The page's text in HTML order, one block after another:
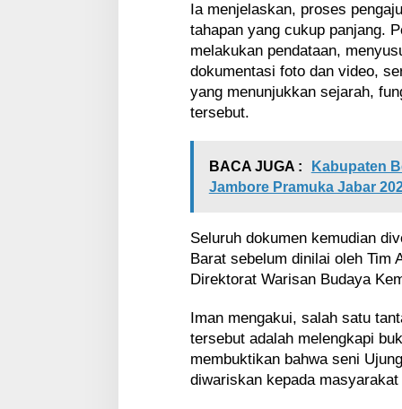
Ia menjelaskan, proses
tahapan yang cukup panjang.
melakukan pendataan,
dokumentasi foto dan video,
yang menunjukkan sejarah,
tersebut.
BACA JUGA :
Kabupaten
Jambore Pramuka Jabar
Seluruh dokumen kemudian
Barat sebelum dinilai oleh Tim
Direktorat Warisan Budaya
Iman mengakui, salah satu
tersebut adalah melengkapi
membuktikan bahwa seni
diwariskan kepada